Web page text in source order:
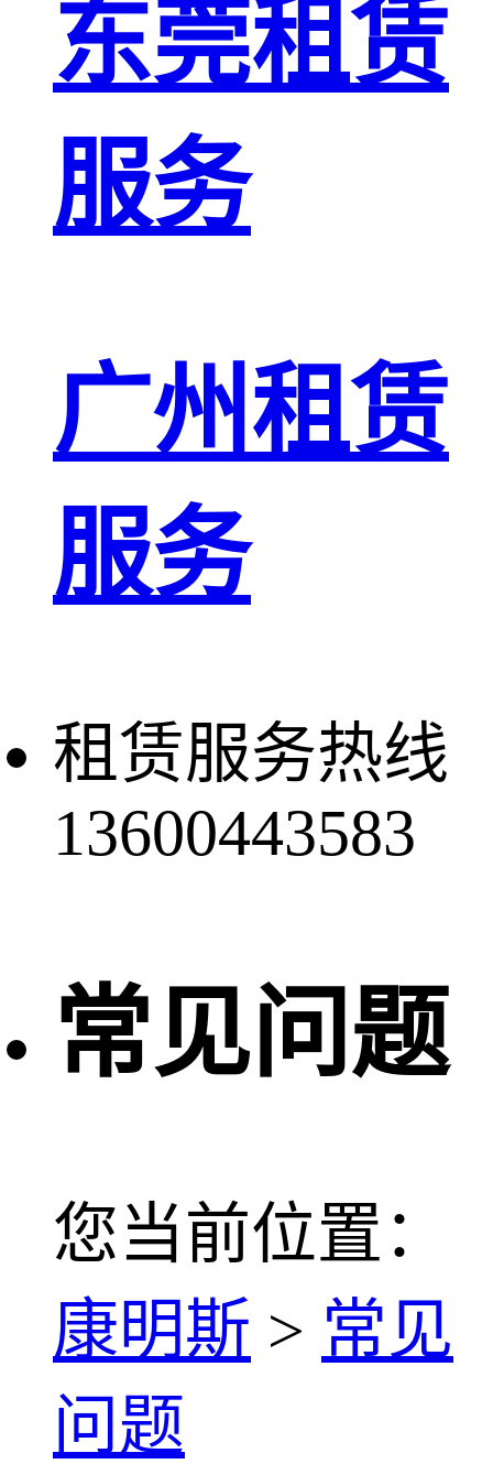
东莞租赁
服务
广州租赁
服务
租赁服务热线
13600443583
常见问题
您当前位置：
康明斯 > 常见
问题